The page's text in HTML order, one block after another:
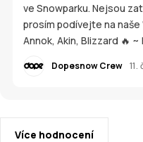
ve Snowparku. Nejsou
prosím podívejte na
Annok, Akin, Blizzard 🔥 ~
Dopesnow Crew
Více hodnocení